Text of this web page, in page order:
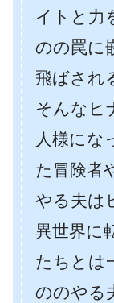
イトと力
のの罠に
飛ばされ
そんなヒ
人様にな
た冒険者
やる夫は
異世界に
たちとは
ののやる